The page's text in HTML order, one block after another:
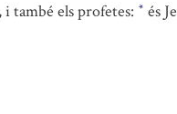
també els profetes: * és